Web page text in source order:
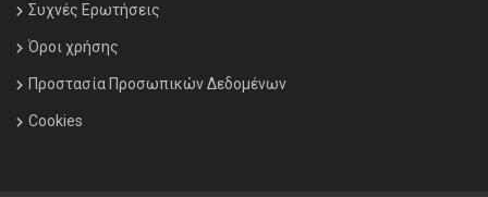
Συχνές Ερωτήσεις
Όροι χρήσης
Προστασία Προσωπικών Δεδομένων
Cookies